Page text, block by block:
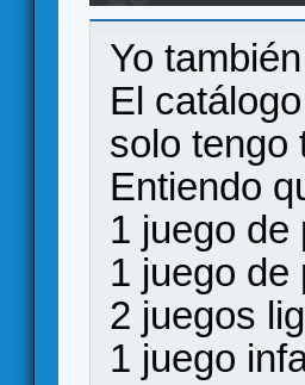
Games
Yo
El
solo tengo
Entiendo
1 juego de
1 juego de
2 juegos
1 juego